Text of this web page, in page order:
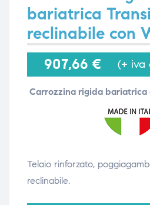
bariatrica
reclinabile con
907,66 € (+ iva
Carrozzina rigida bariatrica
Telaio rinforzato,
reclinabile.